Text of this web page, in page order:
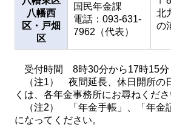
八幡西
区・戸畑
区
国民年金課
電話：093-631-
7962（代表）
北
の
受付時間 8時30分から17時15分
（注1） 夜間延長、休日開所の
くは、各年金事務所にお尋ねくださ
（注2） 「年金手帳」、「年金
になってください。